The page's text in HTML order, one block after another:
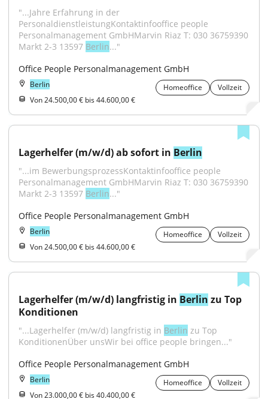
"...Jahre Erfahrung in der
PersonaldienstleistungKontaktinfooffice people
Personalmanagement GmbHMarvin Riaz T: 030 36759390
Markt 2-3 13597 Berlin..."
Office People Personalmanagement GmbH
Berlin Homeoffice
Vollzeit
Von 24.500,00 € bis 44.600,00 €
Lagerhelfer (m/w/d) ab sofort in Berlin
"...im BewerbungsprozessKontaktinfooffice people
Personalmanagement GmbHMarvin Riaz T: 030 36759390
Markt 2-3 13597 Berlin..."
Office People Personalmanagement GmbH
Berlin Homeoffice
Vollzeit
Von 24.500,00 € bis 44.600,00 €
Lagerhelfer (m/w/d) langfristig in Berlin zu Top
Konditionen
"...Lagerhelfer (m/w/d) langfristig in Berlin zu Top
KonditionenÜber unsWir bei office people bringen..."
Office People Personalmanagement GmbH
Berlin Homeoffice
Vollzeit
Von 23.000,00 € bis 40.400,00 €